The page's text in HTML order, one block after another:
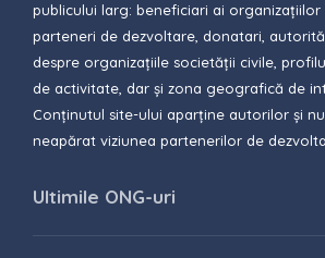
publicului larg: beneficiari ai organizațiilor
parteneri de dezvoltare, donatari,
despre organizațiile societății civile,
de activitate, dar și zona geografică de
Conținutul site-ului aparține autorilor și
neapărat viziunea partenerilor de
Ultimile ONG-uri